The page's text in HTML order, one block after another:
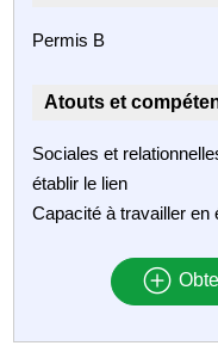
Permis B
Atouts et
Sociales et
établir le lien
Capacité à travailler en